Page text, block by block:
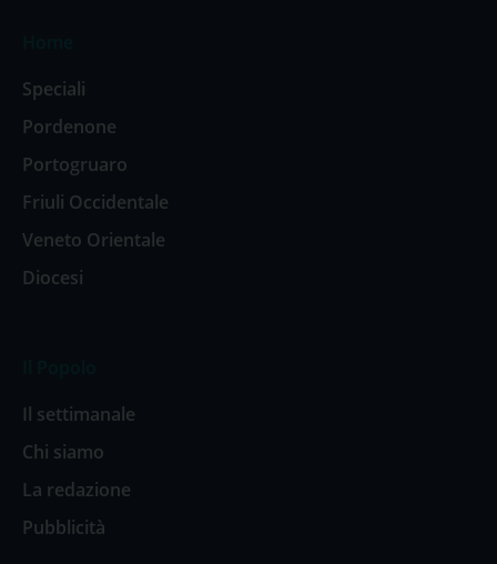
Speciali
Pordenone
Portogruaro
Friuli Occidentale
Veneto Orientale
Diocesi
Il settimanale
Chi siamo
La redazione
Pubblicità